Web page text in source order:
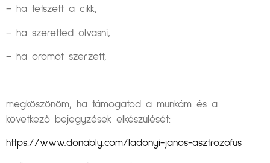
– ha tetszett a cikk,
– ha szeretted olvasni,
– ha örömöt szerzett,
megköszönöm, ha támogatod a munkám és a
következő bejegyzések elkészülését:
https://www.donably.com/ladonyi-janos-asztrozofus